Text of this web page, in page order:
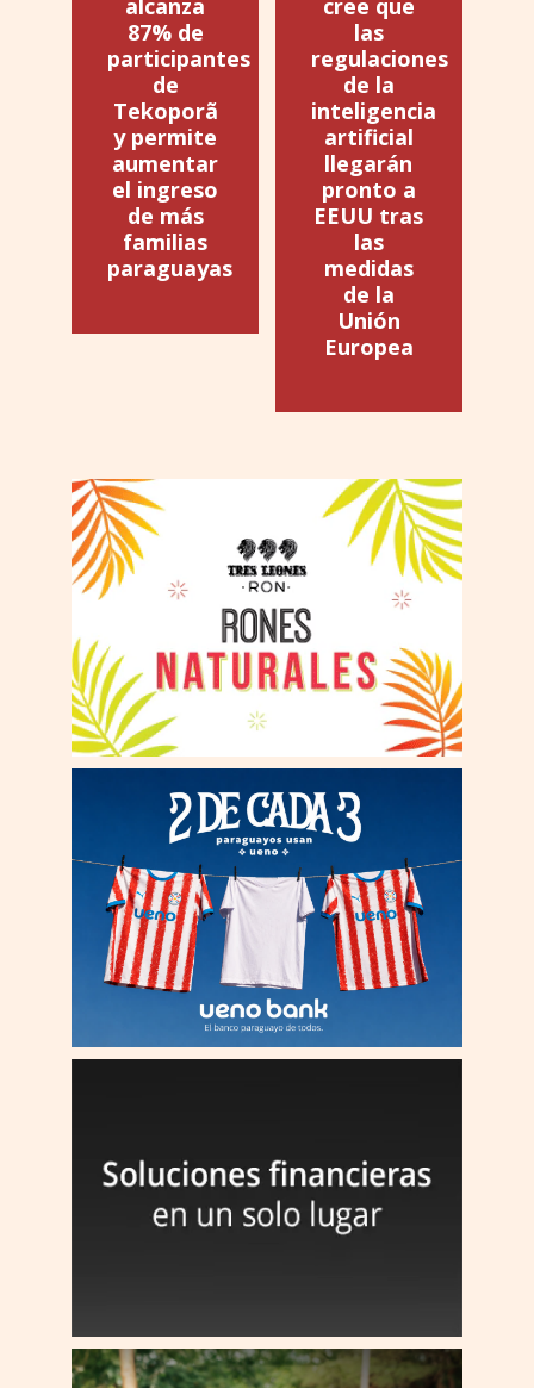
alcanza
87% de
participantes
de
Tekoporã
y permite
aumentar
el ingreso
de más
familias
paraguayas
cree que
las
regulaciones
de la
inteligencia
artificial
llegarán
pronto a
EEUU tras
las
medidas
de la
Unión
Europea